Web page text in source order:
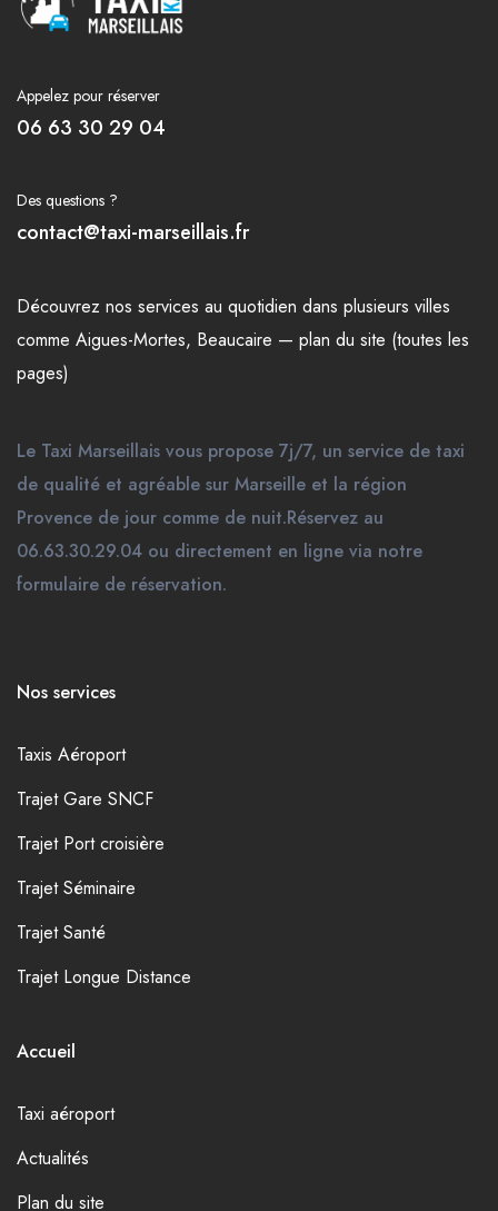
Appelez pour réserver
06 63 30 29 04
Des questions ?
contact@taxi-marseillais.fr
Découvrez nos services au quotidien dans plusieurs villes
comme Aigues-Mortes, Beaucaire — plan du site (toutes les
pages)
Le Taxi Marseillais vous propose 7j/7, un service de taxi
de qualité et agréable sur Marseille et la région
Provence de jour comme de nuit.Réservez au
06.63.30.29.04 ou directement en ligne via notre
formulaire de réservation.
Nos services
Taxis Aéroport
Trajet Gare SNCF
Trajet Port croisière
Trajet Séminaire
Trajet Santé
Trajet Longue Distance
Accueil
Taxi aéroport
Actualités
Plan du site